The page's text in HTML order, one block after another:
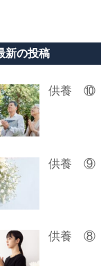
新の投稿
供養 ⑩
供養 ⑨
供養 ⑧